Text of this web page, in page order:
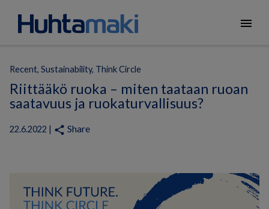
menu
Recent, Sustainability, Think Circle
Riittääkö ruoka – miten taataan ruoan
saatavuus ja ruokaturvallisuus?
22.6.2022 | share Share